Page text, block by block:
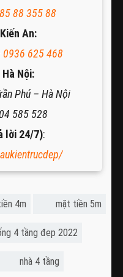
88 355 88
An:
0936 625 468
Nội:
Phú – Hà Nội
585 528
lời 24/7):
4m mặt tiền 5m
4 tầng đẹp 2022
nhà 4 tầng